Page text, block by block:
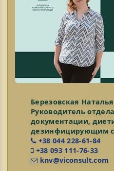
Березовская Наталья
Руководитель
документации,
дезинфицирующим
+38 044 228-61-84
+38 093 111-76-33
knv@viconsult.com